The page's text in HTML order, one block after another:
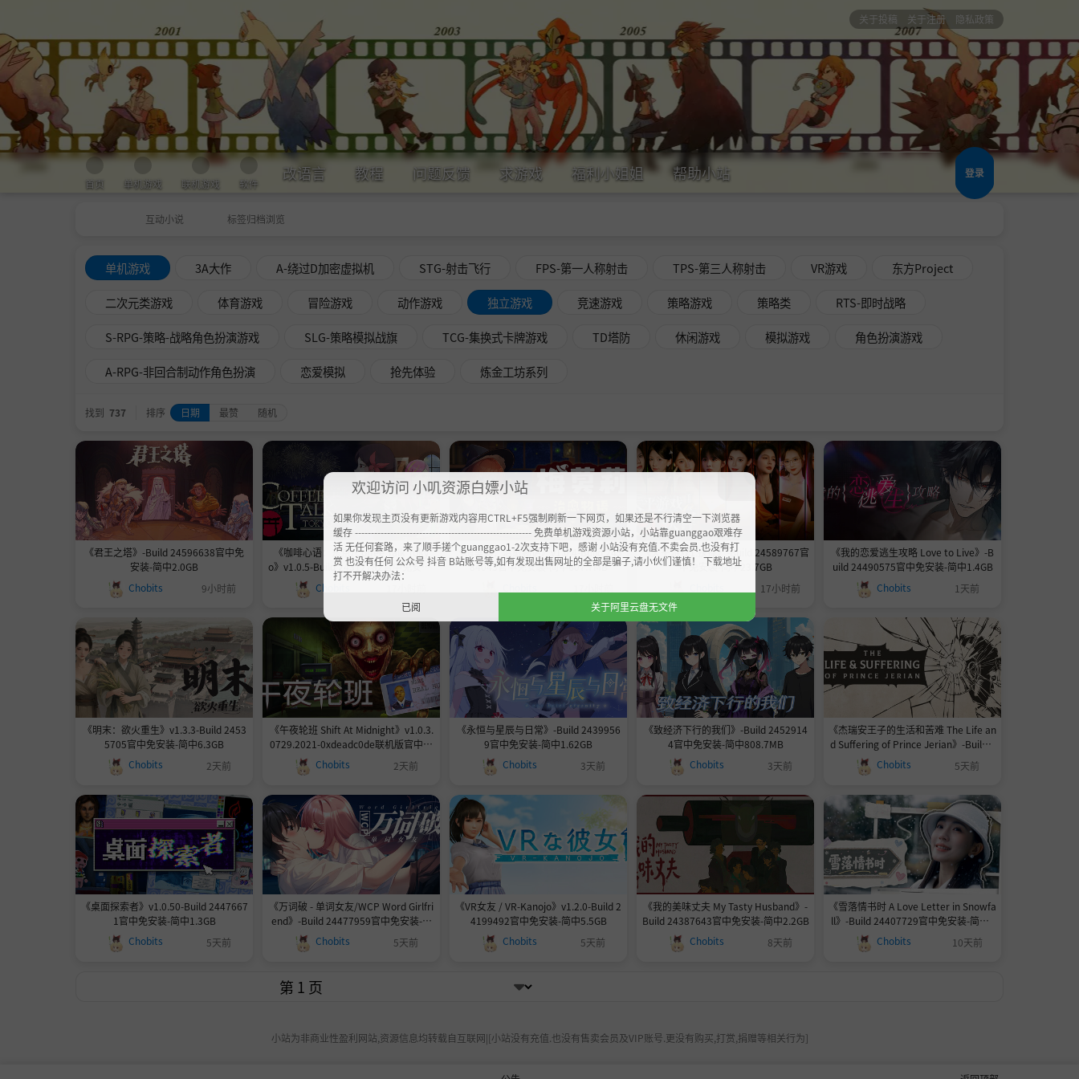
关于投稿 关于注册 隐私政策
首页 单机游戏 联机游戏 软件
改语言 教程 问题反馈 求游戏 福利小姐姐 帮助小站 登录
互动小说 标签归档浏览
单机游戏 3A大作 A-绕过D加密虚拟机 STG-射击飞行 FPS-第一人称射击 TPS-第三人称射击 VR游戏 东方Project
二次元类游戏 体育游戏 冒险游戏 动作游戏 独立游戏 竞速游戏 策略游戏 策略类 RTS-即时战略
S-RPG-策略-战略角色扮演游戏 SLG-策略模拟战旗 TCG-集换式卡牌游戏 TD塔防 休闲游戏 模拟游戏 角色扮演游戏
A-RPG-非回合制动作角色扮演 恋爱模拟 抢先体验 炼金工坊系列
找到 737 排序 日期 最赞 随机
《君王之塔》-Build 24596638官中免
安装-简中2.0GB
Chobits
9小时前
《咖啡心语：东京/Coffee Talk Toky
o》v1.0.5-Build 24312782官中免安装-
简中883.3MB
Chobits
《梅莫莉：治愈物语》v1.0.4-Build 245
84043官中免安装-简中607.7MB
《天平游戏1:抉择》-Build 24589767官
中免安装-简中23.7GB
17小时前
《我的恋爱逃生攻略 Love to Live》-B
uild 24490575官中免安装-简中1.4GB
Chobits
1天前
《明末：欲火重生》v1.3.3-Build 2453
5705官中免安装-简中6.3GB
Chobits
2天前
《午夜轮班 Shift At Midnight》v1.0.3.
0729.2021-0xdeadc0de联机版官中简
Chobits 2天前
《永恒与星辰与日常》-Build 2439956
9官中免安装-简中1.62GB
Chobits
3天前
《致经济下行的我们》-Build 2452914
4官中免安装-简中808.7MB
Chobits
3天前
《杰瑞安王子的生活和苦难 The Life an
d Suffering of Prince Jerian》-Build 2
4457941官中免安装-简中3.5GB
Chobits 5天前
《桌面探索者》v1.0.50-Build 2447667
1官中免安装-简中1.3GB
Chobits
5天前
《万词破 - 单词女友/WCP Word Girlfri
end》-Build 24477959官中免安装-简
中17.9GB
Chobits 5天前
《VR女友 / VR-Kanojo》v1.2.0-Build 2
4199492官中免安装-简中5.5GB
Chobits
5天前
《我的美味丈夫 My Tasty Husband》-
Build 24387643官中免安装-简中2.2GB
Chobits
8天前
《雪落情书时 A Love Letter in Snowfa
ll》-Build 24407729官中免安装-简中2
3.4GB
Chobits 10天前
小站为非商业性盈利网站,资源信息均转载自互联网|[小站没有充值.也没有售卖会员及VIP账号.更没有购买,打赏,捐赠等相关行为]
欢迎访问 小叽资源白嫖小站
如果你发现主页没有更新游戏内容用CTRL+F5强制刷新一下网页，如果还是不行清空一下浏览器
缓存 ------------------------------------------------------- 免费单机游戏资源小站，小站靠guanggao艰难存
活 无任何套路，来了顺手搓个guanggao1-2次支持下吧，感谢 小站没有充值.不卖会员.也没有打
赏 也没有任何 公众号 抖音 B站账号等,如有发现出售网址的全部是骗子,请小伙们谨慎！ 下载地址
打不开解决办法：
已阅 关于阿里云盘无文件